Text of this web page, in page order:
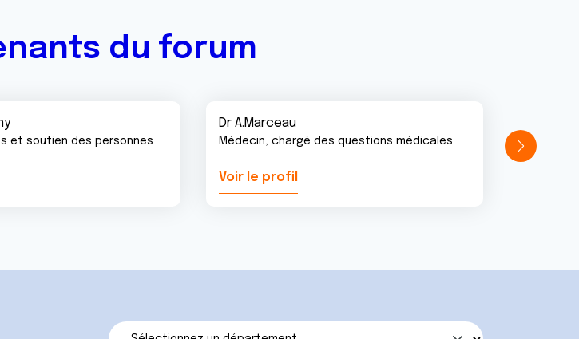
du forum
et soutien des personnes
Dr A.Marceau
Médecin, chargé des questions médicales
Voir le profil